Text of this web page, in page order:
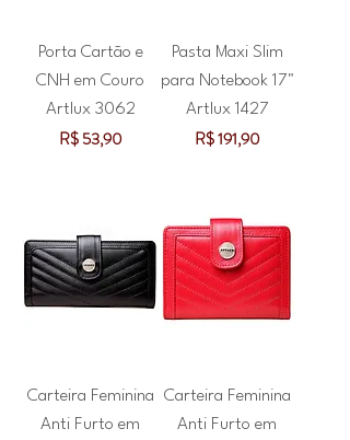
Porta Cartão e
CNH em Couro
Artlux 3062
Preço
R$ 53,90
Pasta Maxi Slim
para Notebook 17"
Artlux 1427
Preço
R$ 191,90
Carteira Feminina
Anti Furto em
Carteira Feminina
Anti Furto em